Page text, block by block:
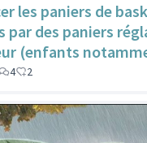
les paniers de
par des paniers
(enfants
4 2